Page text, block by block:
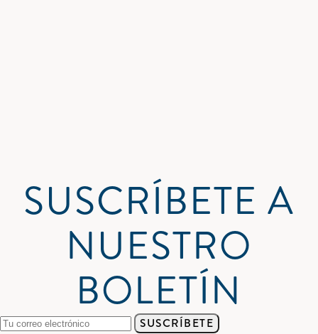
SUSCRÍBETE A
NUESTRO
BOLETÍN
SUSCRÍBETE